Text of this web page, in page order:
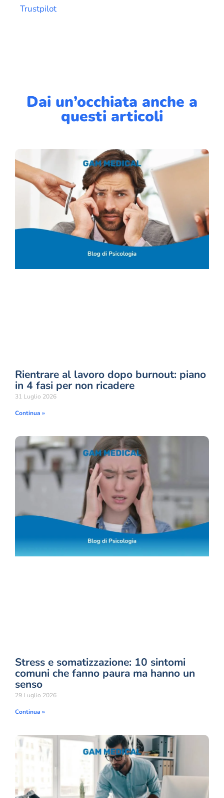
Trustpilot
Dai un’occhiata anche a
questi articoli
Rientrare al lavoro dopo burnout: piano
in 4 fasi per non ricadere
31 Luglio 2026
Continua »
Stress e somatizzazione: 10 sintomi
comuni che fanno paura ma hanno un
senso
29 Luglio 2026
Continua »